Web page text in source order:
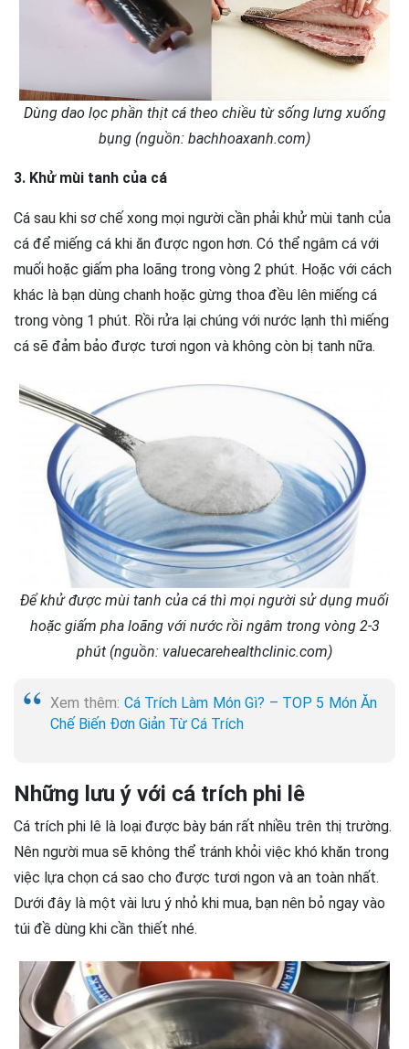
Dùng dao lọc phần thịt cá theo chiều từ sống lưng xuống
bụng (nguồn: bachhoaxanh.com)
3. Khử mùi tanh của cá
Cá sau khi sơ chế xong mọi người cần phải khử mùi tanh của
cá để miếng cá khi ăn được ngon hơn. Có thể ngâm cá với
muối hoặc giấm pha loãng trong vòng 2 phút. Hoặc với cách
khác là bạn dùng chanh hoặc gừng thoa đều lên miếng cá
trong vòng 1 phút. Rồi rửa lại chúng với nước lạnh thì miếng
cá sẽ đảm bảo được tươi ngon và không còn bị tanh nữa.
Để khử được mùi tanh của cá thì mọi người sử dụng muối
hoặc giấm pha loãng với nước rồi ngâm trong vòng 2-3
phút (nguồn: valuecarehealthclinic.com)
Xem thêm: Cá Trích Làm Món Gì? – TOP 5 Món Ăn
Chế Biến Đơn Giản Từ Cá Trích
Những lưu ý với cá trích phi lê
Cá trích phi lê là loại được bày bán rất nhiều trên thị trường.
Nên người mua sẽ không thể tránh khỏi việc khó khăn trong
việc lựa chọn cá sao cho được tươi ngon và an toàn nhất.
Dưới đây là một vài lưu ý nhỏ khi mua, bạn nên bỏ ngay vào
túi đề dùng khi cần thiết nhé.